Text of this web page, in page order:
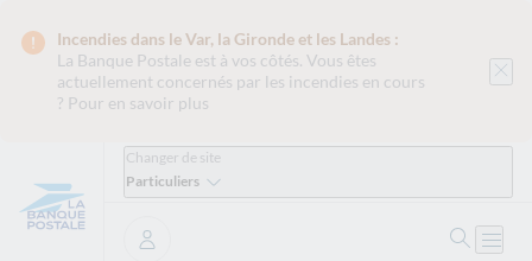
Incendies dans le Var, la Gironde et les Landes :
La Banque Postale est à vos côtés. Vous êtes
actuellement concernés par les incendies en cours
? Pour en savoir plus
Changer de site
Particuliers
Se connecter